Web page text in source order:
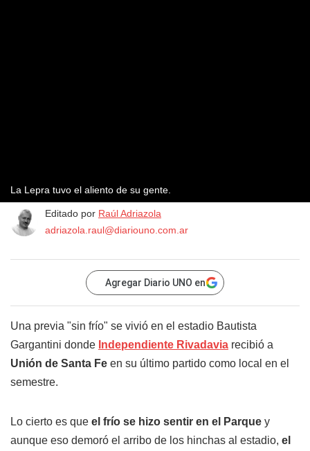
La Lepra tuvo el aliento de su gente.
Editado por Raúl Adriazola
adriazola.raul@diariouno.com.ar
Agregar Diario UNO en
Una previa "sin frío" se vivió en el estadio Bautista
Gargantini donde Independiente Rivadavia recibió a
Unión de Santa Fe en su último partido como local en el
semestre.
Lo cierto es que el frío se hizo sentir en el Parque y
aunque eso demoró el arribo de los hinchas al estadio, el